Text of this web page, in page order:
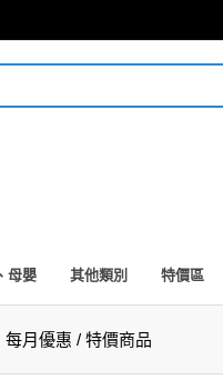
母嬰 其他類別 特價區
每月優惠 / 特價商品